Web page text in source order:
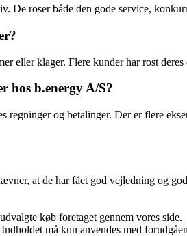
roser både den gode service,
eller klager. Flere kunder har rost
hos b.energy A/S?
og betalinger. Der er flere
at de har fået god vejledning og
køb foretaget gennem vores side.
må kun anvendes med